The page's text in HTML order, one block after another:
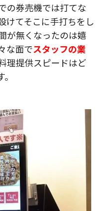
の券売機では打てな
けてそこに手打ちをし
が無くなったのは嬉
な面でスタッフの業
理提供スピードはど